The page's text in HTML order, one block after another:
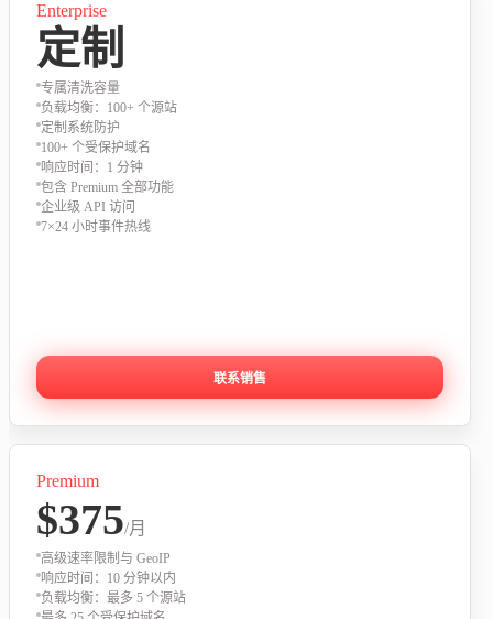
Enterprise
定制
专属清洗容量
负载均衡：100+ 个源站
定制系统防护
100+ 个受保护域名
响应时间：1 分钟
包含 Premium 全部功能
企业级 API 访问
7×24 小时事件热线
联系销售
Premium
$375/月
高级速率限制与 GeoIP
响应时间：10 分钟以内
负载均衡：最多 5 个源站